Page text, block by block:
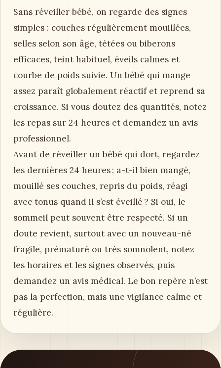
Sans réveiller bébé, on regarde des signes
simples : couches régulièrement mouillées,
selles selon son âge, tétées ou biberons
efficaces, teint habituel, éveils calmes et
courbe de poids suivie. Un bébé qui mange
assez paraît globalement réactif et reprend sa
croissance. Si vous doutez des quantités, notez
les repas sur 24 heures et demandez un avis
professionnel.
Avant de réveiller un bébé qui dort, regardez
les dernières 24 heures : a-t-il bien mangé,
mouillé ses couches, repris du poids, réagi
avec tonus quand il s’est éveillé ? Si oui, le
sommeil peut souvent être respecté. Si un
doute revient, surtout avec un nouveau-né
fragile, prématuré ou très somnolent, notez
les horaires et les signes observés, puis
demandez un avis médical. Le bon repère n’est
pas la perfection, mais une vigilance calme et
régulière.